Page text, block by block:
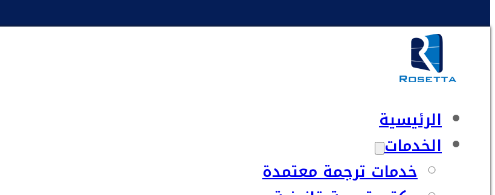
الرئيسية
الخدمات
خدمات ترجمة معتمدة